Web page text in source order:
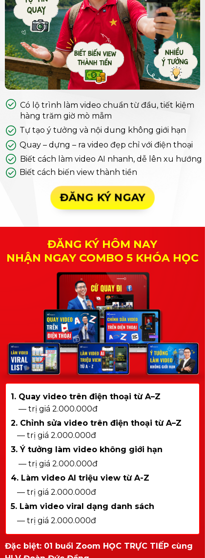
ĐĂNG KÝ NGAY
Biết cách biến view thành tiền
Quay – dựng – ra video đẹp chỉ với điện thoại
Tự tạo ý tưởng và nội dung không giới hạn
Có lộ trình làm video chuẩn từ đầu, tiết kiệm
hàng trăm giờ mò mẫm
Biết cách làm video AI nhanh, dễ lên xu hướng
ĐĂNG KÝ HÔM NAY
NHẬN NGAY COMBO 5 KHÓA HỌC
1. Quay video trên điện thoại từ A–Z
— trị giá 2.000.000đ
— trị giá 2.000.000đ
— trị giá 2.000.000đ
— trị giá 2.000.000đ
2. Chỉnh sửa video trên điện thoại từ A–Z
3. Ý tưởng làm video không giới hạn
4. Làm video AI triệu view từ A-Z
5. Làm video viral dạng danh sách
— trị giá 2.000.000đ
Đặc biệt: 01 buổi Zoom HỌC TRỰC TIẾP cùng